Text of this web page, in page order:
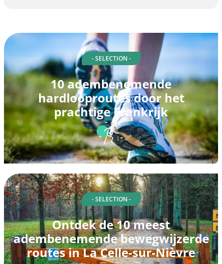
- SELECTION -
10 adembenemende
hardlooproutes door het
prachtige Frankrijk
- SELECTION -
Ontdek de 10 meest
adembenemende bewegwijzerde
routes in La Celle-sur-Nièvre